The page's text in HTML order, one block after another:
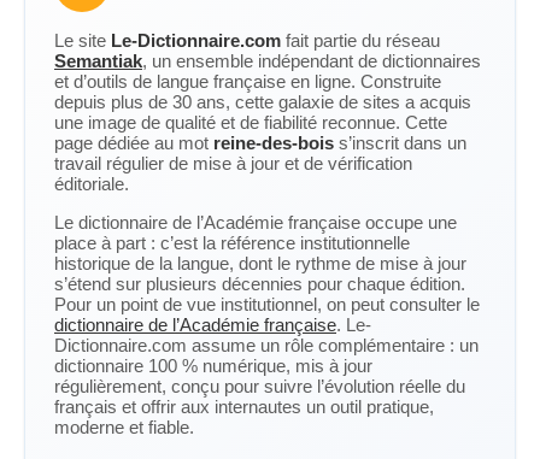
Le site Le-Dictionnaire.com fait partie du réseau
Semantiak, un ensemble indépendant de dictionnaires
et d’outils de langue française en ligne. Construite
depuis plus de 30 ans, cette galaxie de sites a acquis
une image de qualité et de fiabilité reconnue. Cette
page dédiée au mot reine-des-bois s’inscrit dans un
travail régulier de mise à jour et de vérification
éditoriale.
Le dictionnaire de l’Académie française occupe une
place à part : c’est la référence institutionnelle
historique de la langue, dont le rythme de mise à jour
s’étend sur plusieurs décennies pour chaque édition.
Pour un point de vue institutionnel, on peut consulter le
dictionnaire de l’Académie française. Le-
Dictionnaire.com assume un rôle complémentaire : un
dictionnaire 100 % numérique, mis à jour
régulièrement, conçu pour suivre l’évolution réelle du
français et offrir aux internautes un outil pratique,
moderne et fiable.